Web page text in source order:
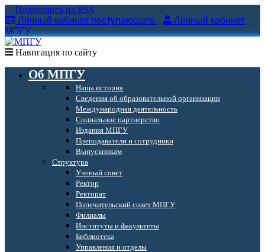
Подпишись на RSS
Личный кабинет поступающего
Личный кабинет
МПГУ
Навигация по сайту
Об МПГУ
Наша история
Сведения об образовательной организации
Международная деятельность
Социальное партнерство
Издания МПГУ
Преподаватели и сотрудники
Выпускникам
Структура
Ученый совет
Ректор
Ректорат
Попечительский совет МПГУ
Филиалы
Институты и факультеты
Библиотека
Управления и отделы